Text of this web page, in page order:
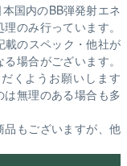
国内のBB弾発射エネ
のみ行っています。
載のスペック・他社が
場合がございます。
くようお願いします
無理のある場合も多
もございますが、他